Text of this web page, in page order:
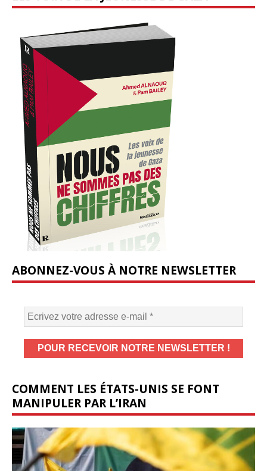
ABONNEZ-VOUS À NOTRE NEWSLETTER
COMMENT LES ÉTATS-UNIS SE FONT
MANIPULER PAR L’IRAN